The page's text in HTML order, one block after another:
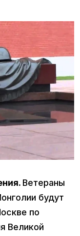
Ветераны
будут
по
Великой